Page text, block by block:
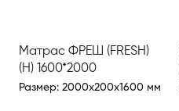
Матрас ФРЕШ (FRESH)
(Н) 1600*2000
Размер: 2000x200x1600 мм